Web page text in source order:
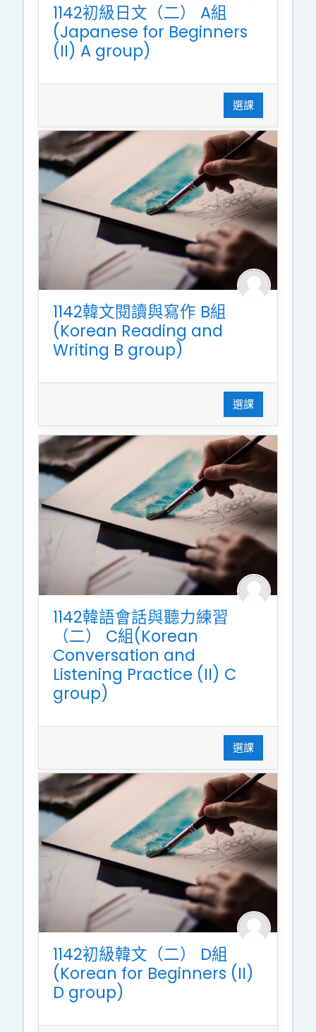
1142初級日文（二） A組
(Japanese for Beginners
(II) A group)
選課
1142韓文閱讀與寫作 B組
(Korean Reading and
Writing B group)
選課
1142韓語會話與聽力練習
（二） C組(Korean
Conversation and
Listening Practice (II) C
group)
選課
1142初級韓文（二） D組
(Korean for Beginners (II)
D group)